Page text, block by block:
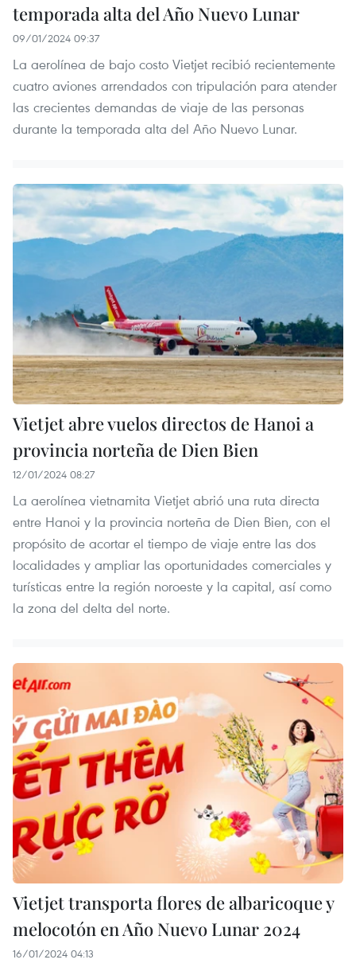
temporada alta del Año Nuevo Lunar
09/01/2024 09:37
La aerolínea de bajo costo Vietjet recibió recientemente
cuatro aviones arrendados con tripulación para atender
las crecientes demandas de viaje de las personas
durante la temporada alta del Año Nuevo Lunar.
Vietjet abre vuelos directos de Hanoi a
provincia norteña de Dien Bien
12/01/2024 08:27
La aerolínea vietnamita Vietjet abrió una ruta directa
entre Hanoi y la provincia norteña de Dien Bien, con el
propósito de acortar el tiempo de viaje entre las dos
localidades y ampliar las oportunidades comerciales y
turísticas entre la región noroeste y la capital, así como
la zona del delta del norte.
Vietjet transporta flores de albaricoque y
melocotón en Año Nuevo Lunar 2024
16/01/2024 04:13